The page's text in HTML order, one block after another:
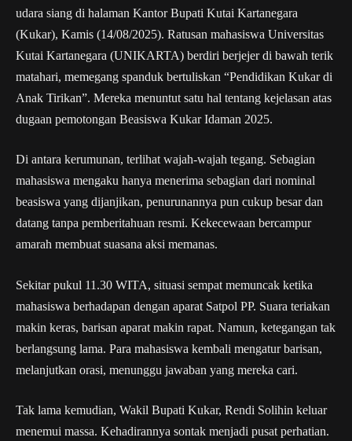
udara siang di halaman Kantor Bupati Kutai Kartanegara
(Kukar), Kamis (14/08/2025). Ratusan mahasiswa Universitas
Kutai Kartanegara (UNIKARTA) berdiri berjejer di bawah terik
matahari, memegang spanduk bertuliskan “Pendidikan Kukar di
Anak Tirikan”. Mereka menuntut satu hal tentang kejelasan atas
dugaan pemotongan Beasiswa Kukar Idaman 2025.
Di antara kerumunan, terlihat wajah-wajah tegang. Sebagian
mahasiswa mengaku hanya menerima sebagian dari nominal
beasiswa yang dijanjikan, penurunannya pun cukup besar dan
datang tanpa pemberitahuan resmi. Kekecewaan bercampur
amarah membuat suasana aksi memanas.
Sekitar pukul 11.30 WITA, situasi sempat memuncak ketika
mahasiswa berhadapan dengan aparat Satpol PP. Suara teriakan
makin keras, barisan aparat makin rapat. Namun, ketegangan tak
berlangsung lama. Para mahasiswa kembali mengatur barisan,
melanjutkan orasi, menunggu jawaban yang mereka cari.
Tak lama kemudian, Wakil Bupati Kukar, Rendi Solihin keluar
menemui massa. Kehadirannya sontak menjadi pusat perhatian.